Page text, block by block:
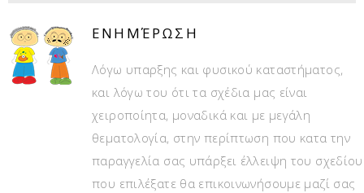
ΕΝΗΜΈΡΩΣΗ
Λόγω υπαρξης και φυσικού καταστήματος,
και λόγω του ότι τα σχέδια μας είναι
χειροποίητα, μοναδικά και με μεγάλη
θεματολογία, στην περίπτωση που κατα την
παραγγελία σας υπάρξει έλλειψη του σχεδίου
που επιλέξατε θα επικοινωνήσουμε μαζί σας